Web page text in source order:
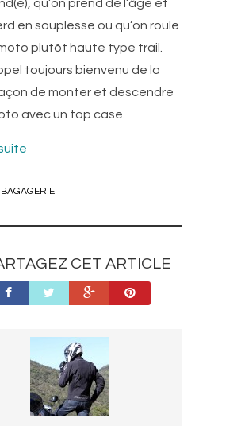
qu’on prend de l’âge et
en souplesse ou qu’on roule
plutôt haute type trail.
toujours bienvenu de la
de monter et descendre
avec un top case.
BAGAGERIE
CET ARTICLE